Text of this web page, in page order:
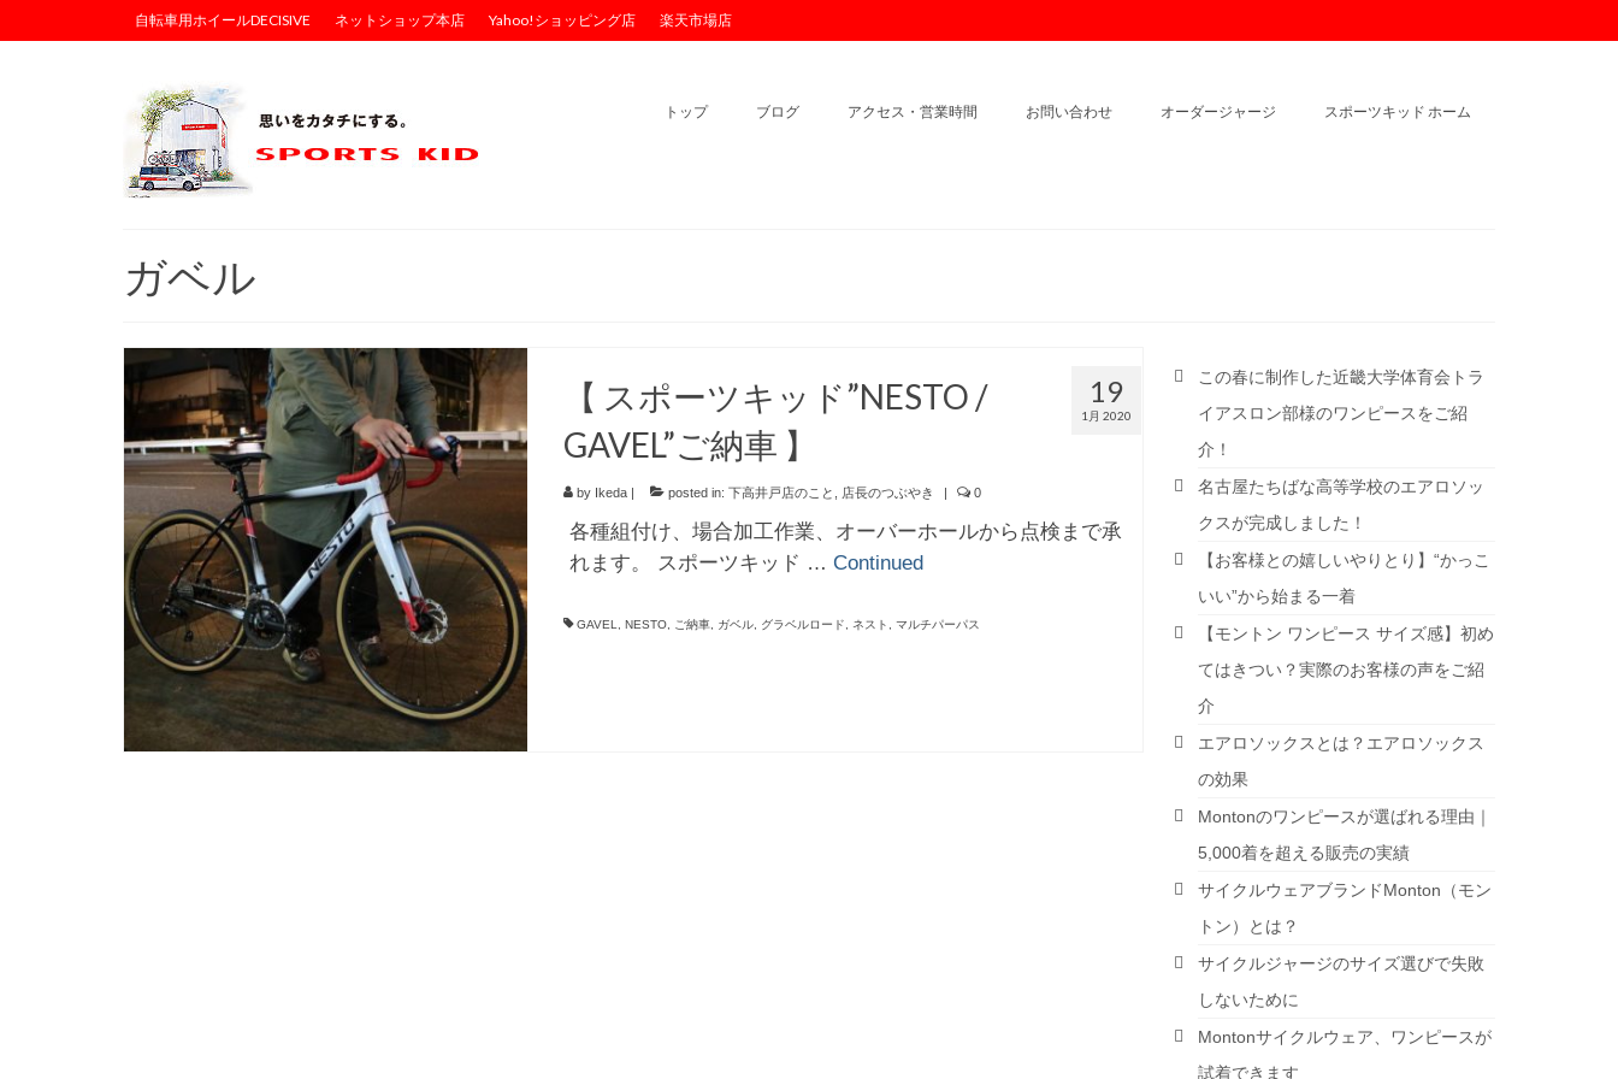
自転車用ホイールDECISIVE ネットショップ本店 Yahoo!ショッピング店 楽天市場店
トップ ブログ アクセス・営業時間 お問い合わせ オーダージャージ スポーツキッド ホーム
ガベル
19
1月 2020
【 スポーツキッド”NESTO /
GAVEL”ご納車 】
by Ikeda| posted in: 下高井戸店のこと 店長のつぶやき | 0
各種組付け、場合加工作業、オーバーホールから点検まで承
れます。 スポーツキッド … Continued
GAVEL NESTO, ご納車, ガベル, グラベルロード ネスト マルチパーパス
この春に制作した近畿大学体育会トラ
イアスロン部様のワンピースをご紹
介！
名古屋たちばな高等学校のエアロソッ
クスが完成しました！
【お客様との嬉しいやりとり】“かっこ
いい”から始まる一着
【モントン ワンピース サイズ感】初め
てはきつい？実際のお客様の声をご紹
介
エアロソックスとは？エアロソックス
の効果
Montonのワンピースが選ばれる理由｜
5,000着を超える販売の実績
サイクルウェアブランドMonton（モン
トン）とは？
サイクルジャージのサイズ選びで失敗
しないために
Montonサイクルウェア、ワンピースが
試着できます